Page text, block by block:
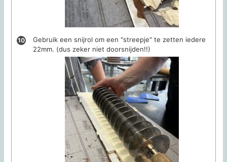
Gebruik een snijrol om een "streepje" te zetten iedere
22mm. (dus zeker niet doorsnijden!!)